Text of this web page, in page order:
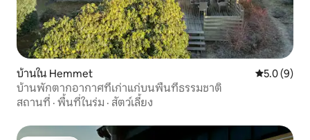
บ้านใน Hemmet คะแนนเฉลี่
5.0 (9)
บ้านพักตากอากาศที่เก่าแก่บนพื้นที่ธรรมชาติ
สถานที่ · พื้นที่ในร่ม · สัตว์เลี้ยง